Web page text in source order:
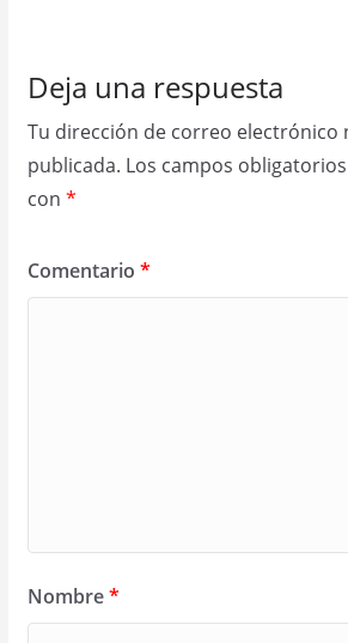
Deja una respuesta
Tu dirección de correo electrónico
publicada. Los campos
con *
Comentario *
Nombre*